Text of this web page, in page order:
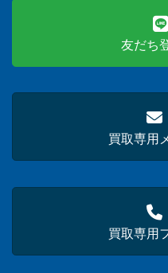
友だち
買取専用
買取専用